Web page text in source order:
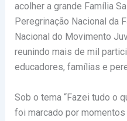
acolher a grande Família
Peregrinação Nacional da
Nacional do Movimento
reunindo mais de mil
educadores, famílias e
Sob o tema “Fazei tudo o
foi marcado por